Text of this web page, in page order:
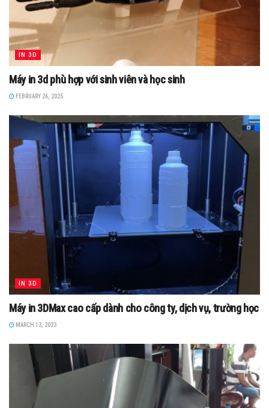
IN 3D
Máy in 3d phù hợp với sinh viên và học sinh
FEBRUARY 26, 2025
IN 3D
Máy in 3DMax cao cấp dành cho công ty, dịch vụ, trường học
MARCH 13, 2023